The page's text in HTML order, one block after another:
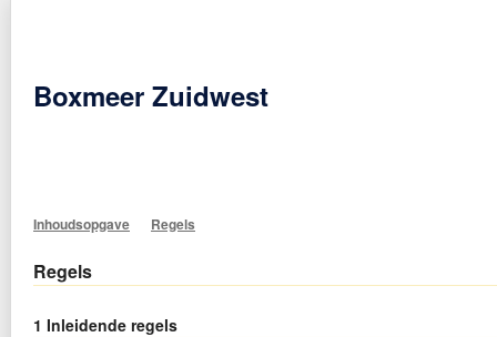
Boxmeer Zuidwest
Inhoudsopgave Regels
Regels
1 Inleidende regels